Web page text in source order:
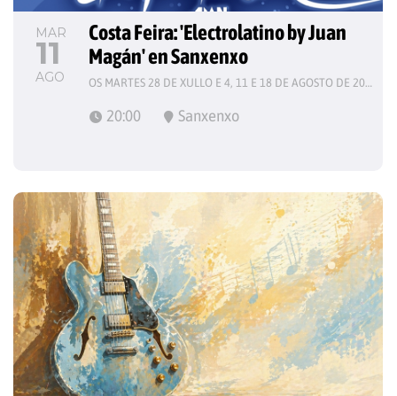
MAR
11
AGO
Costa Feira: 'Electrolatino by Juan
Magán' en Sanxenxo
OS MARTES 28 DE XULLO E 4, 11 E 18 DE AGOSTO DE 2026
20:00 Sanxenxo